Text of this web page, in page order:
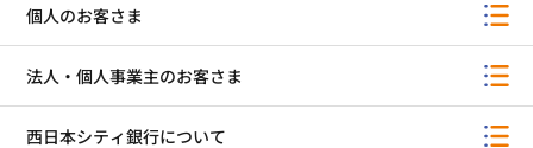
個人のお客さま
法人・個人事業主のお客さま
西日本シティ銀行について